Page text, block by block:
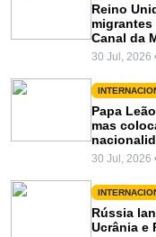
Reino
migrantes
Canal da
30 Jul, 2026
Papa
mas
30 Jul, 2026
Rússia
Ucrânia e